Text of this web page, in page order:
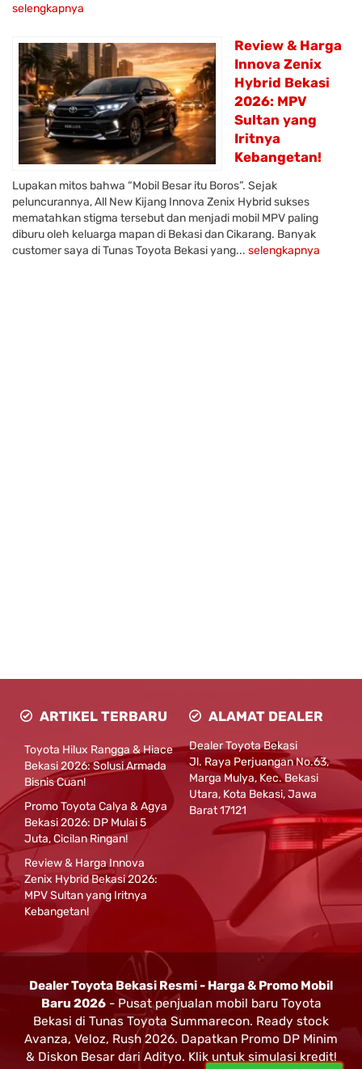
selengkapnya
Review & Harga
Innova Zenix
Hybrid Bekasi
2026: MPV
Sultan yang
Iritnya
Kebangetan!
Lupakan mitos bahwa “Mobil Besar itu Boros”. Sejak
peluncurannya, All New Kijang Innova Zenix Hybrid sukses
mematahkan stigma tersebut dan menjadi mobil MPV paling
diburu oleh keluarga mapan di Bekasi dan Cikarang. Banyak
customer saya di Tunas Toyota Bekasi yang... selengkapnya
ARTIKEL TERBARU
Toyota Hilux Rangga & Hiace
Bekasi 2026: Solusi Armada
Bisnis Cuan!
Promo Toyota Calya & Agya
Bekasi 2026: DP Mulai 5
Juta, Cicilan Ringan!
Review & Harga Innova
Zenix Hybrid Bekasi 2026:
MPV Sultan yang Iritnya
Kebangetan!
ALAMAT DEALER
Dealer Toyota Bekasi
Jl. Raya Perjuangan No.63,
Marga Mulya, Kec. Bekasi
Utara, Kota Bekasi, Jawa
Barat 17121
Dealer Toyota Bekasi Resmi - Harga & Promo Mobil
Baru 2026- Pusat penjualan mobil baru Toyota
Bekasi di Tunas Toyota Summarecon. Ready stock
Avanza, Veloz, Rush 2026. Dapatkan Promo DP Minim
& Diskon Besar dari Adityo. Klik untuk simulasi kredit!